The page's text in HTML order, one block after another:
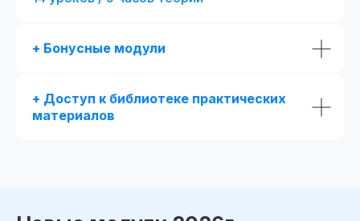
+ Бонусные модули
+ Доступ к библиотеке практических
материалов